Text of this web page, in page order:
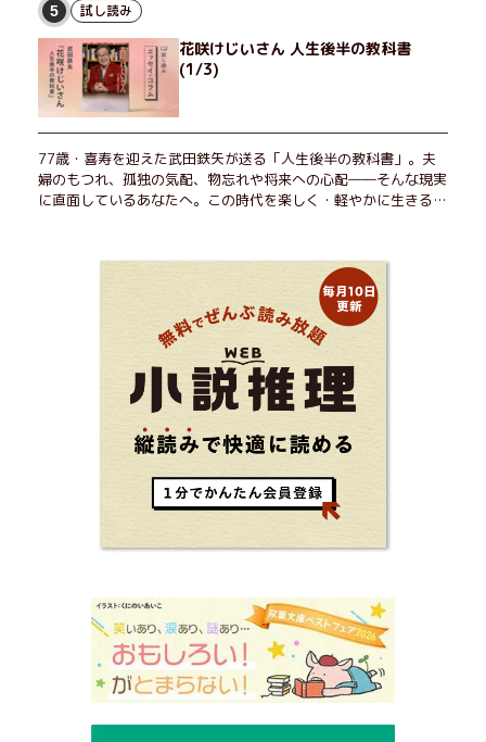
5 試し読み
花咲けじいさん 人生後半の教科書
(1/3)
77歳・喜寿を迎えた武田鉄矢が送る「人生後半の教科書」。夫
婦のもつれ、孤独の気配、物忘れや将来への心配――そんな現実
に直面しているあなたへ。この時代を楽しく・軽やかに生きるヒ
ら！ 読むだけで前向きになれる一冊。